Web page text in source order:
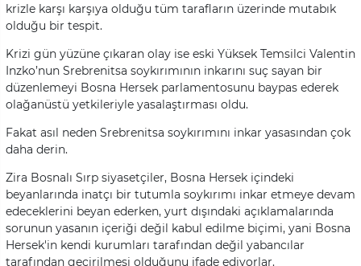
krizle karşı karşıya olduğu tüm tarafların üzerinde mutabık
olduğu bir tespit.
Krizi gün yüzüne çıkaran olay ise eski Yüksek Temsilci Valentin
Inzko’nun Srebrenitsa soykırımının inkarını suç sayan bir
düzenlemeyi Bosna Hersek parlamentosunu baypas ederek
olağanüstü yetkileriyle yasalaştırması oldu.
Fakat asıl neden Srebrenitsa soykırımını inkar yasasından çok
daha derin.
Zira Bosnalı Sırp siyasetçiler, Bosna Hersek içindeki
beyanlarında inatçı bir tutumla soykırımı inkar etmeye devam
edeceklerini beyan ederken, yurt dışındaki açıklamalarında
sorunun yasanın içeriği değil kabul edilme biçimi, yani Bosna
Hersek'in kendi kurumları tarafından değil yabancılar
tarafından geçirilmesi olduğunu ifade ediyorlar.